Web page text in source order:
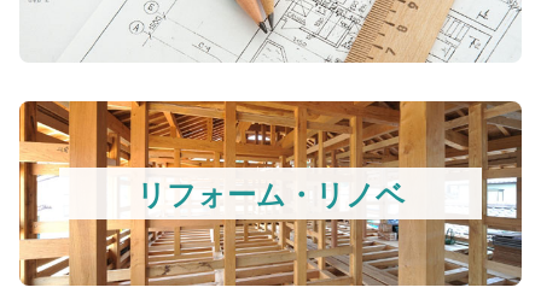
リフォーム・リノベ